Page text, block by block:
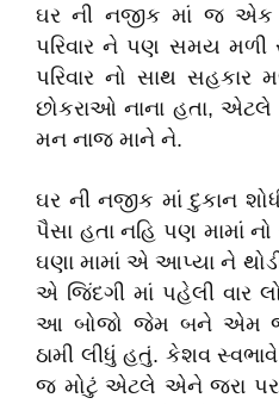
ઘર ની નજીક માં જ
પરિવાર ને પણ સમય
પરિવાર નો સાથ
છોકરાઓ નાના હતા,
મન નાજ માને ને.
ઘર ની નજીક માં દુકાન
પૈસા હતા નહિ પણ મામાં
ઘણા મામાં એ આપ્યા ને
એ જિંદગી માં પહેલી વાર
આ બોજો જેમ બને એમ
ઠામી લીધું હતું. કેશવ
જ મોટું એટલે એને જરા પર